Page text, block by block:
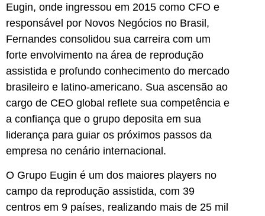
Eugin, onde ingressou em 2015 como CFO e
responsável por Novos Negócios no Brasil,
Fernandes consolidou sua carreira com um
forte envolvimento na área de reprodução
assistida e profundo conhecimento do mercado
brasileiro e latino-americano. Sua ascensão ao
cargo de CEO global reflete sua competência e
a confiança que o grupo deposita em sua
liderança para guiar os próximos passos da
empresa no cenário internacional.
O Grupo Eugin é um dos maiores players no
campo da reprodução assistida, com 39
centros em 9 países, realizando mais de 25 mil